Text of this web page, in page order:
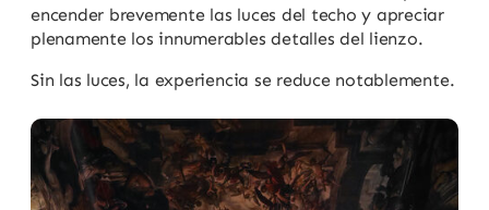
encender brevemente las luces del techo y apreciar
plenamente los innumerables detalles del lienzo.
Sin las luces, la experiencia se reduce notablemente.